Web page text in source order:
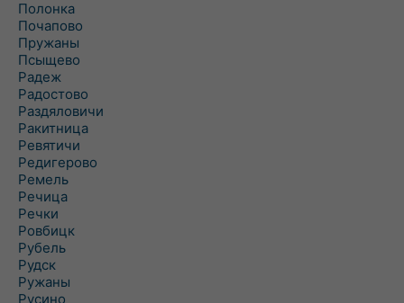
Полонка
Почапово
Пружаны
Псыщево
Радеж
Радостово
Раздяловичи
Ракитница
Ревятичи
Редигерово
Ремель
Речица
Речки
Ровбицк
Рубель
Рудск
Ружаны
Русино